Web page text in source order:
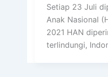
Setiap 23 Juli
Anak Nasional
2021 HAN
terlindungi,